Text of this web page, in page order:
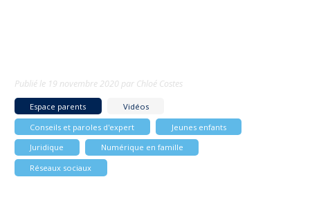
Publié le 19 novembre 2020 par Chloé Costes
Espace parents
Vidéos
Conseils et paroles d'expert
Jeunes enfants
Juridique
Numérique en famille
Réseaux sociaux